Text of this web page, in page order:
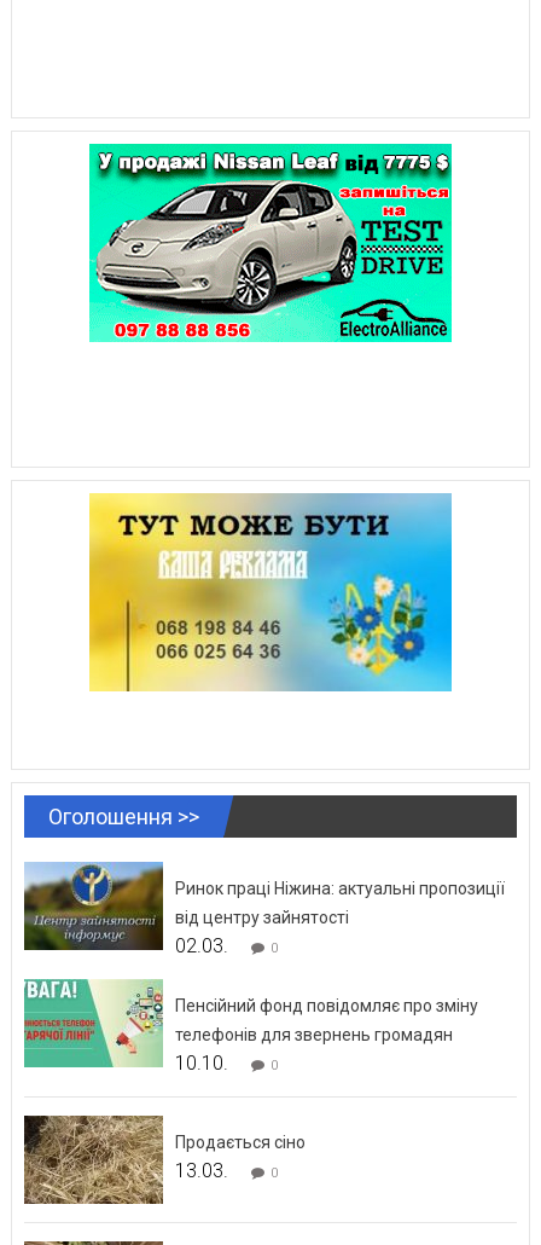
Оголошення >>
Ринок праці Ніжина: актуальні пропозиції
від центру зайнятості
02.03. 0
Пенсійний фонд повідомляє про зміну
телефонів для звернень громадян
10.10. 0
Продається сіно
13.03. 0